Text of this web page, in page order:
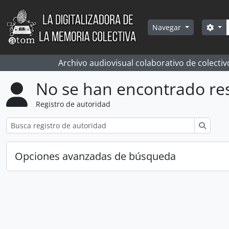
Skip to main content
Navegar
Archivo audiovisual colaborativo de
No se han encontrado
Registro de autoridad
Opciones avanzadas de búsqueda